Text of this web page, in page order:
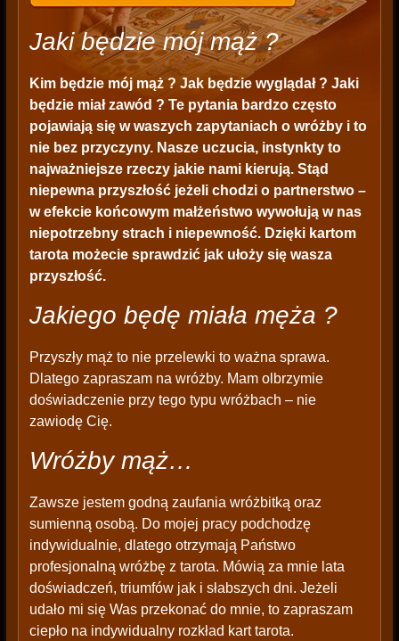
Jaki będzie mój mąż ?
Kim będzie mój mąż ? Jak będzie wyglądał ? Jaki
będzie miał zawód ? Te pytania bardzo często
pojawiają się w waszych zapytaniach o wróżby i to
nie bez przyczyny. Nasze uczucia, instynkty to
najważniejsze rzeczy jakie nami kierują. Stąd
niepewna przyszłość jeżeli chodzi o partnerstwo –
w efekcie końcowym małżeństwo wywołują w nas
niepotrzebny strach i niepewność. Dzięki kartom
tarota możecie sprawdzić jak ułoży się wasza
przyszłość.
Jakiego będę miała męża ?
Przyszły mąż to nie przelewki to ważna sprawa.
Dlatego zapraszam na wróżby. Mam olbrzymie
doświadczenie przy tego typu wróżbach – nie
zawiodę Cię.
Wróżby mąż…
Zawsze jestem godną zaufania wróżbitką oraz
sumienną osobą. Do mojej pracy podchodzę
indywidualnie, dlatego otrzymają Państwo
profesjonalną wróżbę z tarota. Mówią za mnie lata
doświadczeń, triumfów jak i słabszych dni. Jeżeli
udało mi się Was przekonać do mnie, to zapraszam
ciepło na indywidualny rozkład kart tarota.